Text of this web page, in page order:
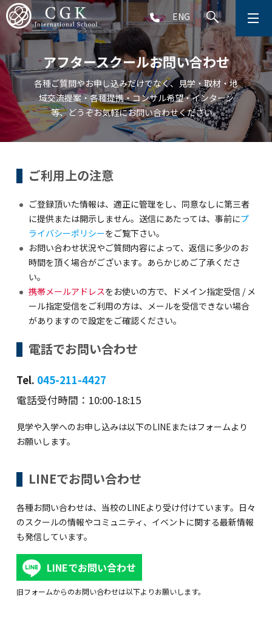
ENG
CGKについて
学校生活
プリスクール (2～5歳児)
初等部 (1～5年生)
高等部 (10～12年生)
アフタースクール (1～9年生)
コミュニティ
企業情報
採用・求人情報
関内校
TEL(JP): 045-211-4427
アフタースクールお問い合わせ
各種ご質問やお申し込みだけでなく、見学・取材・地
域交流提案・各種提携・コンサル希望・インターン
等、どうぞお気軽にお問い合わせください。
ご利用上の注意
ご登録頂いた情報は、適正に管理をし、同意なしに第三者
に提供または開示しません。送信にあたっては、事前にプ
ライバシーポリシーをご覧下さい。
お問い合わせ状況やご質問内容によって、返信に多少のお
時間を頂く場合がございます。あらかじめご了承くださ
い。
携帯メールアドレスをお使いの方で、ドメイン指定受信 / メ
ール指定受信をご利用の方は、メールを受信できない場合
がありますので設定をご確認ください｡
電話でお問い合わせ
Tel. 045-211-4427
電話受付時間：10:00-18:15
見学や入学へのお申し込みは以下のLINEまたはフォームより
お願いします。
LINEでお問い合わせ
各種お問い合わせは、当校のLINEより受け付けています。日々
のスクールの情報やコミュニティ、イベントに関する最新情報
も発信しています。
LINEでお問い合わせ
旧フォームからのお問い合わせは以下よりお願いします。